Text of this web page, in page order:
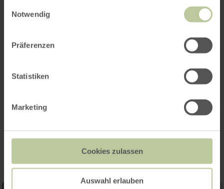
Notwendig
Präferenzen
Statistiken
Marketing
Cookies zulassen
Auswahl erlauben
Impressions